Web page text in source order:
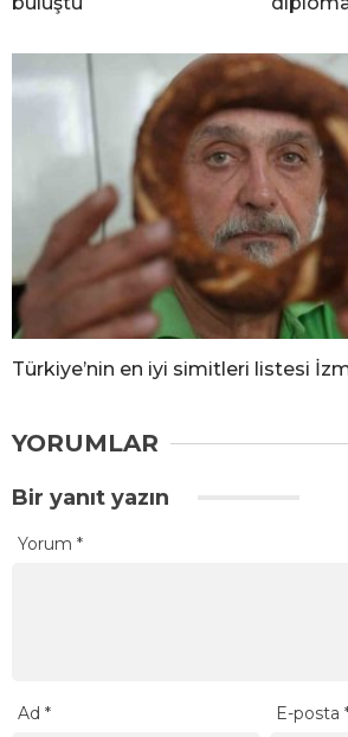
Türkiye’nin en iyi simitleri listesi
YORUMLAR
Bir yanıt yazın
Yorum *
Ad * E-posta